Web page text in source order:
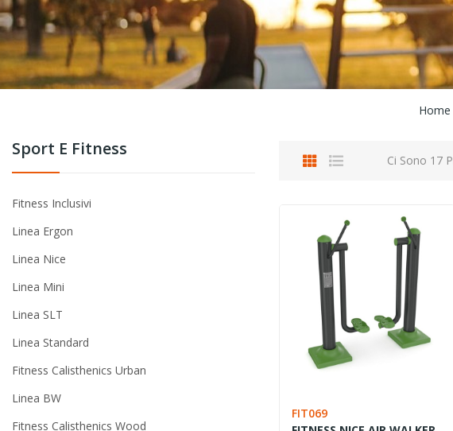
Home
Sport E Fitness
Fitness Inclusivi
Linea Ergon
Linea Nice
Linea Mini
Linea SLT
Linea Standard
Fitness Calisthenics Urban
Linea BW
Fitness Calisthenics Wood
Ci Sono 17
FIT069